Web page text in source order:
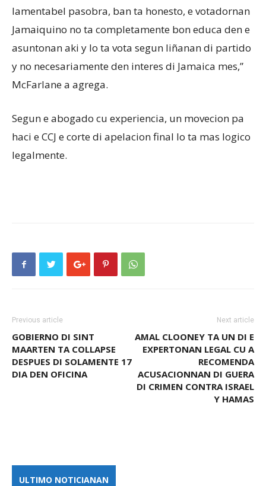
lamentabel pasobra, ban ta honesto, e votadornan
Jamaiquino no ta completamente bon educa den e
asuntonan aki y lo ta vota segun liñanan di partido
y no necesariamente den interes di Jamaica mes,”
McFarlane a agrega.
Segun e abogado cu experiencia, un movecion pa
haci e CCJ e corte di apelacion final lo ta mas logico
legalmente.
Previous article
GOBIERNO DI SINT
MAARTEN TA COLLAPSE
DESPUES DI SOLAMENTE 17
DIA DEN OFICINA
Next article
AMAL CLOONEY TA UN DI E
EXPERTONAN LEGAL CU A
RECOMENDA
ACUSACIONNAN DI GUERA
DI CRIMEN CONTRA ISRAEL
Y HAMAS
ULTIMO NOTICIANAN